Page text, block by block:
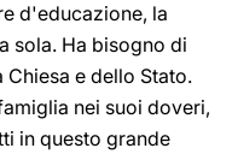
d'educazione, la
sola. Ha bisogno di
e dello Stato.
nei suoi doveri,
in questo grande